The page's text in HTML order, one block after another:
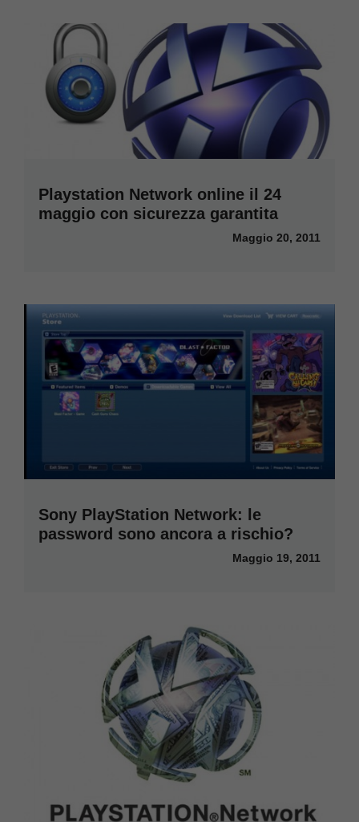
Playstation Network online il 24
maggio con sicurezza garantita
Maggio 20, 2011
Sony PlayStation Network: le
password sono ancora a rischio?
Maggio 19, 2011